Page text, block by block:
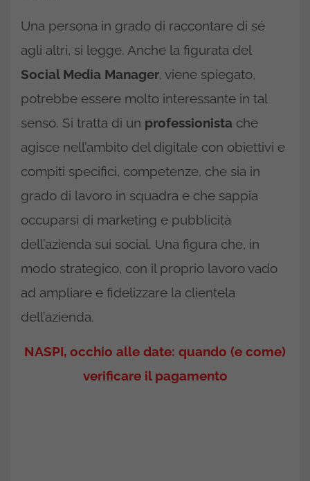
Una persona in grado di raccontare di sé
agli altri, si legge. Anche la figurata del
Social Media Manager, viene spiegato,
potrebbe essere molto interessante in tal
senso. Si tratta di un professionista che
agisce nell’ambito del digitale con obiettivi e
compiti specifici, competenze, che sia in
grado di lavoro in squadra e che sappia
occuparsi di marketing e pubblicità
dell’azienda sui social. Una figura che, in
modo strategico, con il proprio lavoro vado
ad ampliare e fidelizzare la clientela
dell’azienda.
NASPI, occhio alle date: quando (e come)
verificare il pagamento